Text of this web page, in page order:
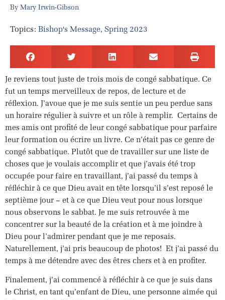
Mary Irwin-Gibson
Topics: Bishop's Message, Spring 2023
Je reviens tout juste de trois mois de congé sabbatique. Ce
fut un temps merveilleux de repos, de lecture et de
réflexion. J’avoue que je me suis sentie un peu perdue sans
un horaire régulier à suivre et un rôle à remplir. Certains de
mes amis ont profité de leur congé sabbatique pour parfaire
leur formation ou écrire un livre. Ce n’était pas ce genre de
congé sabbatique. Plutôt que de travailler sur une liste de
choses que je voulais accomplir et que j’avais été trop
occupée pour faire en travaillant, j’ai passé du temps à
réfléchir à ce que Dieu avait en tête lorsqu’il s’est reposé le
septième jour – et à ce que Dieu veut pour nous lorsque
nous observons le sabbat. Je me suis retrouvée à me
concentrer sur la beauté de la création et à me joindre à
Dieu pour l’admirer pendant que je me reposais.
Naturellement, j’ai pris beaucoup de photos! Et j’ai passé du
temps à me détendre avec des êtres chers et à en profiter.
Finalement, j’ai commencé à réfléchir à ce que je suis dans
le Christ, en tant qu’enfant de Dieu, une personne aimée qui